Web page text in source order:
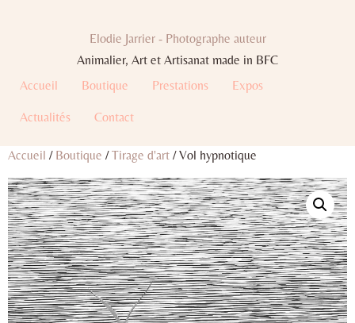
Elodie Jarrier - Photographe auteur
Animalier, Art et Artisanat made in BFC
Accueil
Boutique Prestations Expos
Actualités Contact
Accueil / Boutique /Tirage d'art / Vol hypnotique